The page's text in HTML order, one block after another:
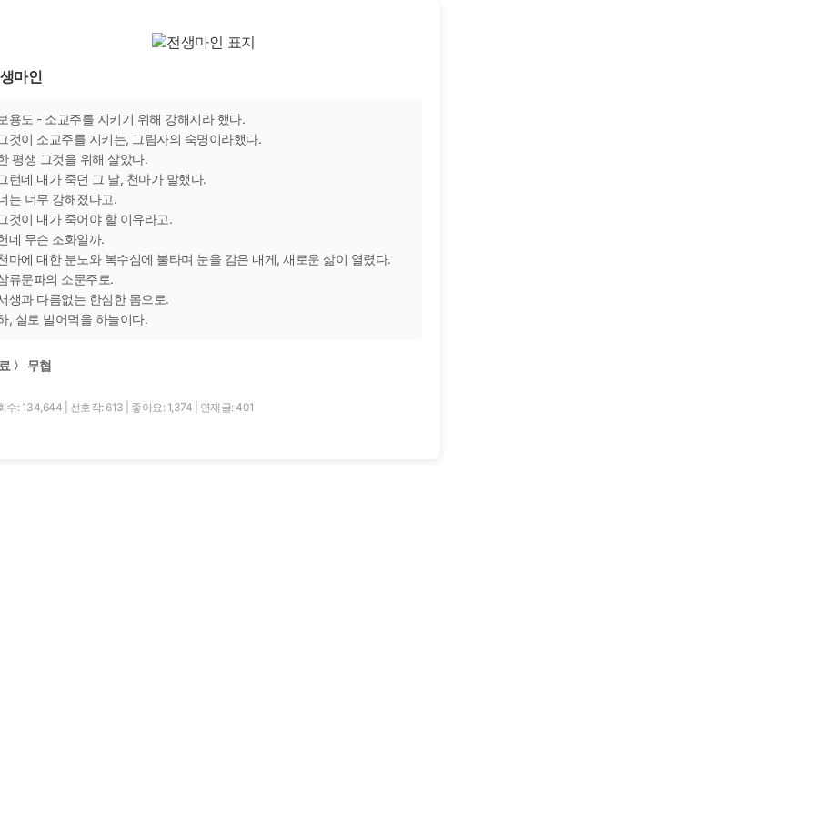
마인
용도 - 소교주를 지키기 위해 강해지라 했다.
것이 소교주를 지키는, 그림자의 숙명이라했다.
평생 그것을 위해 살았다.
런데 내가 죽던 그 날, 천마가 말했다.
는 너무 강해졌다고.
것이 내가 죽어야 할 이유라고.
데 무슨 조화일까.
마에 대한 분노와 복수심에 불타며 눈을 감은 내게, 새로운 삶이 열렸다.
류문파의 소문주로.
생과 다름없는 한심한 몸으로.
, 실로 빌어먹을 하늘이다.
〉 무협
수: 134,644 선호작: 613 좋아요: 1,374 연재글: 401